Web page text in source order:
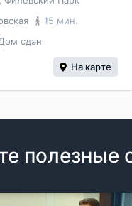
сдан
15 мин.
На карте
полезные